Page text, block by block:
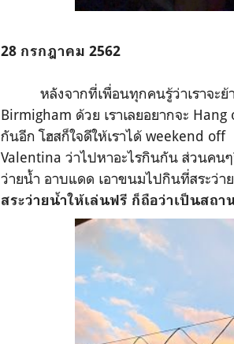
28 กรกฎาคม 2562
หลังจากที่เพื่อนทุกคนรู้ว่าเราจะย้า
Birmigham ด้วย เราเลยอยากจะ
กันอีก โฮสก็ใจดีให้เราได้ weekend off
Valentina ว่าไปหาอะไรกินกัน ส่วนคน
ว่ายน้ำ อาบแดด เอาขนมไปกินที่สระว่า
สระว่ายน้ำให้เล่นฟรี ก็ถือว่าเป็นสถ